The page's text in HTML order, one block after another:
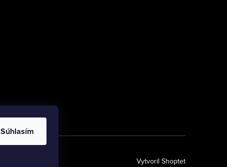
Súhlasím
Vytvoril Shoptet